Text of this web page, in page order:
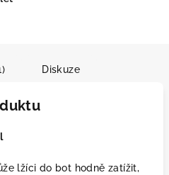
Diskuze
lžíci do bot hodně zatížit,